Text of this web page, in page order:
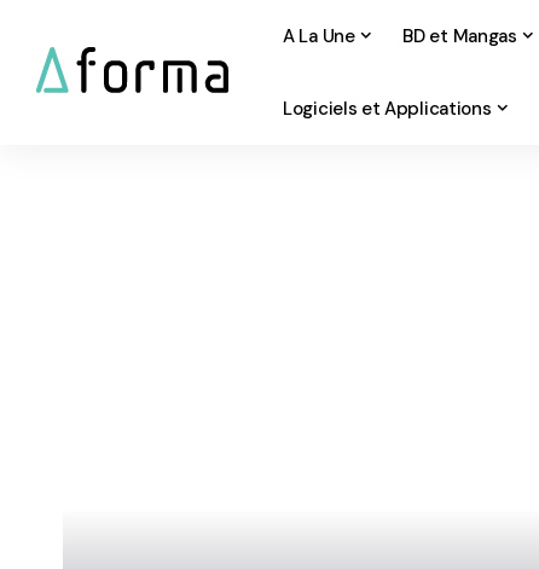
A La Une BD et Mangas
Logiciels et Applications